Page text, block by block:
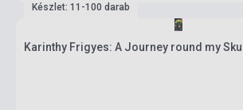
Készlet: 11-100 darab
Karinthy Frigyes: A Journey round my Skull